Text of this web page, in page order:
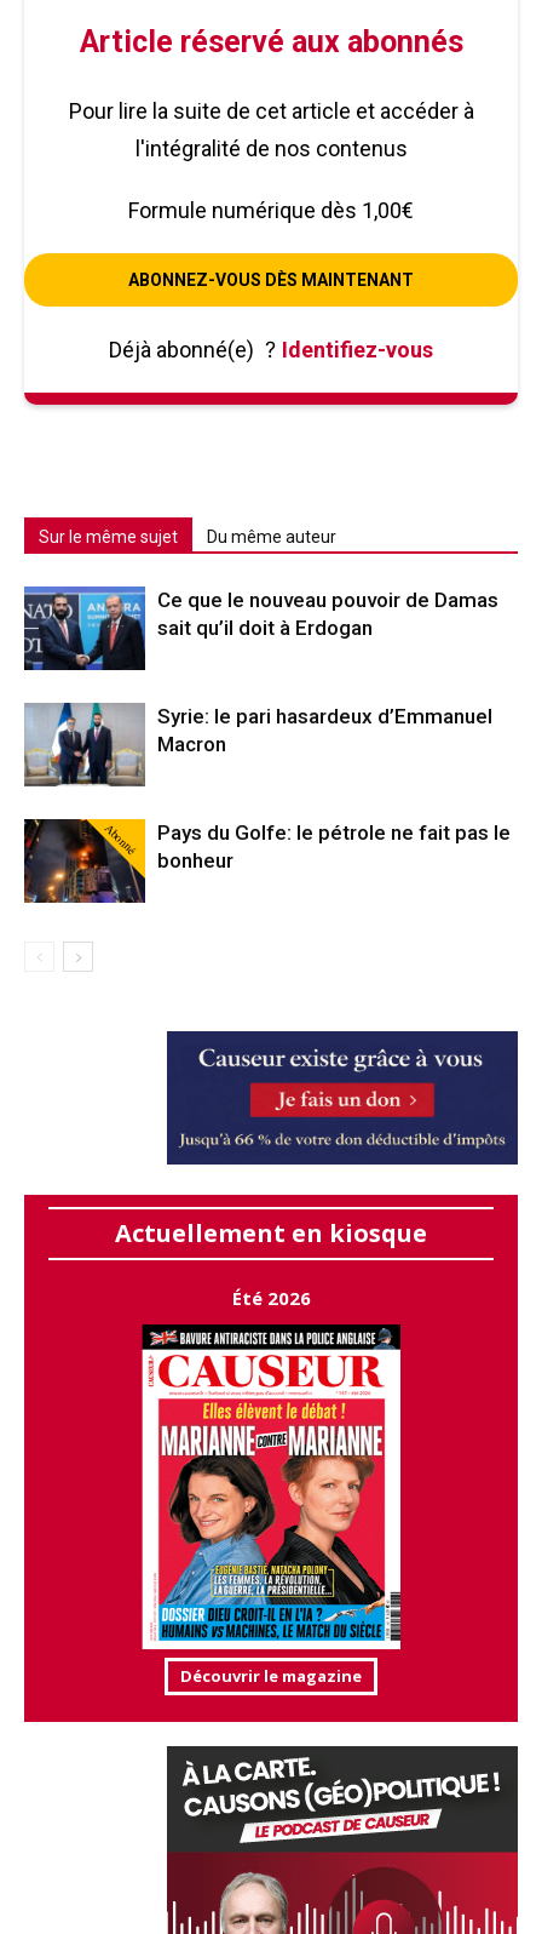
Article réservé aux abonnés
Pour lire la suite de cet article et accéder à
l'intégralité de nos contenus
Formule numérique dès 1,00€
ABONNEZ-VOUS DÈS MAINTENANT
Déjà abonné(e) ? Identifiez-vous
Sur le même sujet Du même auteur
Ce que le nouveau pouvoir de Damas
sait qu’il doit à Erdogan
Syrie: le pari hasardeux d’Emmanuel
Macron
Abonné
Pays du Golfe: le pétrole ne fait pas le
bonheur
Actuellement en kiosque
Été 2026
Découvrir le magazine